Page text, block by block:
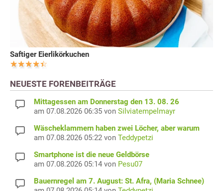
Saftiger Eierlikörkuchen
NEUESTE FORENBEITRÄGE
Mittagessen am Donnerstag den 13. 08. 26
am 07.08.2026 06:35 von Silviatempelmayr
Wäscheklammern haben zwei Löcher, aber warum
am 07.08.2026 05:22 von Teddypetzi
Smartphone ist die neue Geldbörse
am 07.08.2026 05:14 von Pesu07
Bauernregel am 7. August: St. Afra, (Maria Schnee)